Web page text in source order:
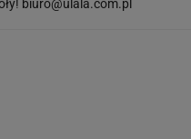
biuro@ulala.com.pl